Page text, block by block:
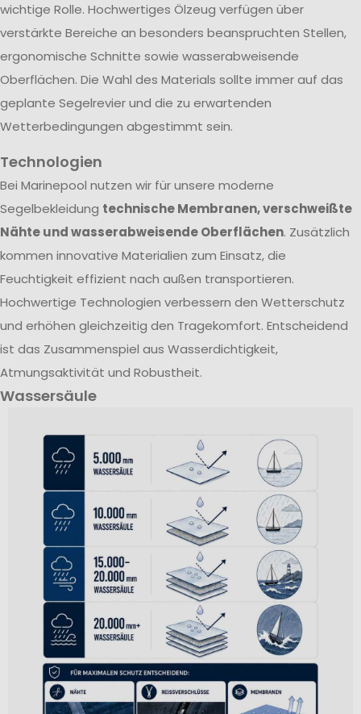
wichtige Rolle. Hochwertiges Ölzeug verfügen über
verstärkte Bereiche an besonders beanspruchten Stellen,
ergonomische Schnitte sowie wasserabweisende
Oberflächen. Die Wahl des Materials sollte immer auf das
geplante Segelrevier und die zu erwartenden
Wetterbedingungen abgestimmt sein.
Technologien
Bei Marinepool nutzen wir für unsere moderne
Segelbekleidung technische Membranen, verschweißte
Nähte und wasserabweisende Oberflächen. Zusätzlich
kommen innovative Materialien zum Einsatz, die
Feuchtigkeit effizient nach außen transportieren.
Hochwertige Technologien verbessern den Wetterschutz
und erhöhen gleichzeitig den Tragekomfort. Entscheidend
ist das Zusammenspiel aus Wasserdichtigkeit,
Atmungsaktivität und Robustheit.
Wassersäule